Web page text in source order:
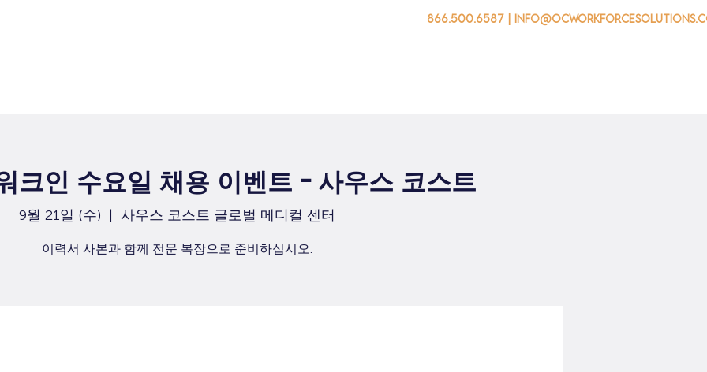
866.500.6587 |
크인 수요일 채용 이벤트 - 사우스 코스트
9월 21일 (수)
  |
사우스 코스트 글로벌 메디컬 센터
이력서 사본과 함께 전문 복장으로 준비하십시오.